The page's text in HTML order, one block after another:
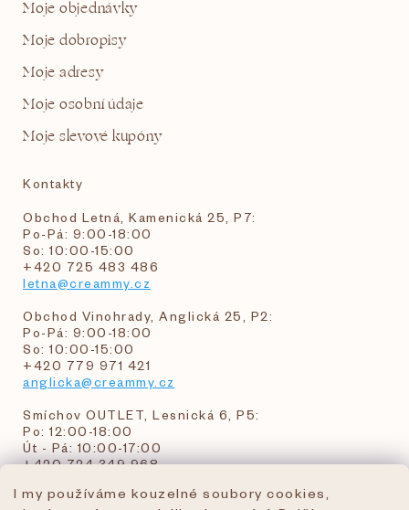
I my používáme kouzelné soubory cookies,
Moje objednávky
Moje dobropisy
Moje adresy
Moje osobní údaje
Moje slevové kupóny
Kontakty
Obchod Letná, Kamenická 25, P7:
Po-Pá: 9:00-18:00
So: 10:00-15:00
+420 725 483 486
letna@creammy.cz
Obchod Vinohrady, Anglická 25, P2:
Po-Pá: 9:00-18:00
So: 10:00-15:00
+420 779 971 421
anglicka@creammy.cz
Smíchov OUTLET, Lesnická 6, P5:
Po: 12:00-18:00
Út - Pá: 10:00-17:00
+420 724 349 968